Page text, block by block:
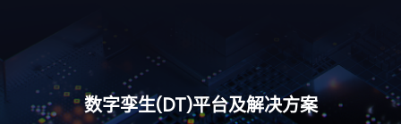
数字孪生(DT)平台及解决方案